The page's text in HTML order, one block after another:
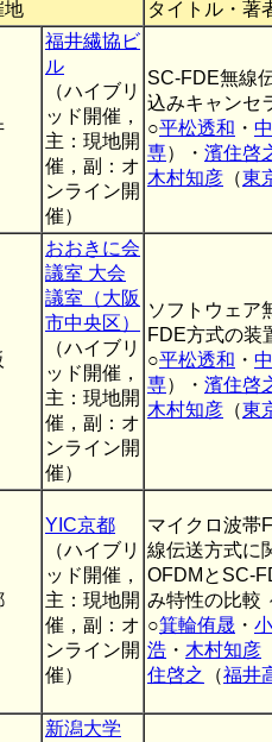
地 タイトル・著
福井繊協ビ
ル
（ハイブリ
ッド開催，
主：現地開
催，副：オ
ンライン開
催）
SC-FDE無線
込みキャンセ
○平松透和 ・
専）・ 濱住啓
木村知彦 （東
おおきに会
議室 大会
議室（大阪
市中央区）
（ハイブリ
ッド開催，
主：現地開
催，副：オ
ンライン開
催）
ソフトウェア
FDE方式の装
○平松透和 ・
専）・ 濱住啓
木村知彦 （東
YIC京都
（ハイブリ
ッド開催，
主：現地開
催，副：オ
ンライン開
催）
マイクロ波帯
線伝送方式に
OFDMとSC-
み特性の比較
○箕輪侑晟 ・
浩 ・ 木村知彦
住啓之
（福井
新潟大学